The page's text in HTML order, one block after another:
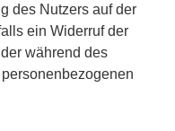
des Nutzers auf der
ein Widerruf der
während des